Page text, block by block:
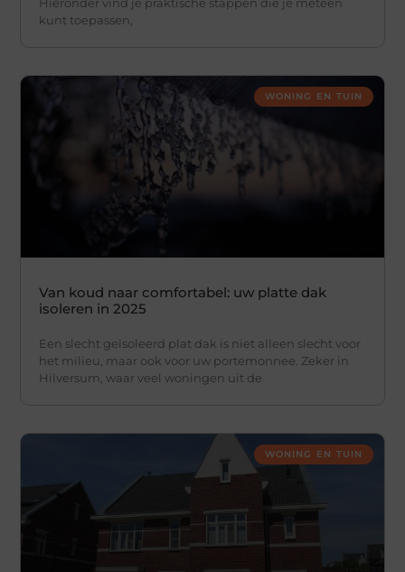
kunt toepassen,
WONING EN TUIN
Van koud naar comfortabel: uw platte dak
isoleren in 2025
Een slecht geïsoleerd plat dak is niet alleen slecht voor
het milieu, maar ook voor uw portemonnee. Zeker in
Hilversum, waar veel woningen uit de
WONING EN TUIN